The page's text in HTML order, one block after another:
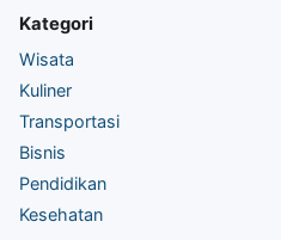
Kategori
Wisata
Kuliner
Transportasi
Bisnis
Pendidikan
Kesehatan